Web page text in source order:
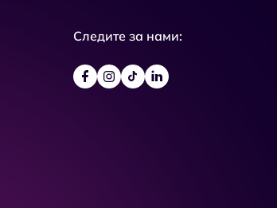
Следите за нами: